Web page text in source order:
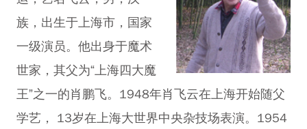
族，出生于上海市，国家
一级演员。他出身于魔术
世家，其父为“上海四大魔
王”之一的肖鹏飞。1948年肖飞云在上海开始随父
学艺， 13岁在上海大世界中央杂技场表演。1954